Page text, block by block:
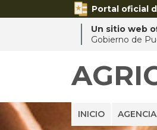
Portal oficial
Un sitio web
Gobierno de
INICIO